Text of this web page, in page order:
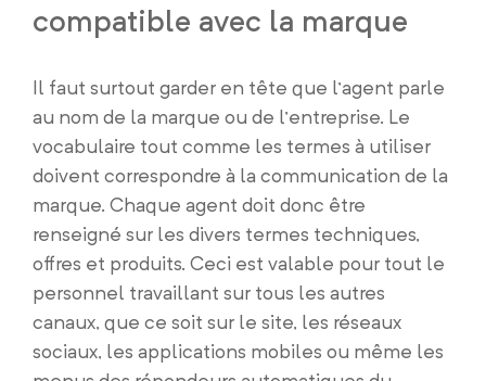
compatible avec la marque
Il faut surtout garder en tête que l’agent parle
au nom de la marque ou de l’entreprise. Le
vocabulaire tout comme les termes à utiliser
doivent correspondre à la communication de la
marque. Chaque agent doit donc être
renseigné sur les divers termes techniques,
offres et produits. Ceci est valable pour tout le
personnel travaillant sur tous les autres
canaux, que ce soit sur le site, les réseaux
sociaux, les applications mobiles ou même les